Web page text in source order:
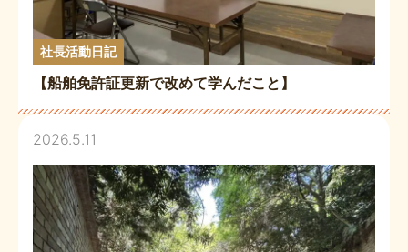
社長活動日記
【船舶免許証更新で改めて学んだこと】
2026.5.11